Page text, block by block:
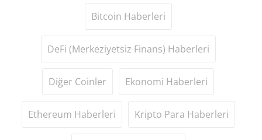
Bitcoin Haberleri
DeFi (Merkeziyetsiz Finans) Haberleri
Diğer Coinler Ekonomi Haberleri
Ethereum Haberleri Kripto Para Haberleri